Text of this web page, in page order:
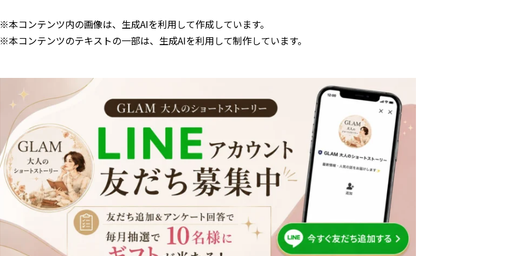
※本コンテンツ内の画像は、生成AIを利用して作成しています。
※本コンテンツのテキストの一部は、生成AIを利用して制作しています。